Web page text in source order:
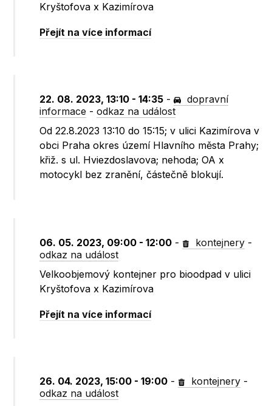
Kryštofova x Kazimírova
Přejít na více informací
22. 08. 2023, 13:10 - 14:35 -
dopravní
informace -odkaz na událost
Od 22.8.2023 13:10 do 15:15; v ulici Kazimírova v
obci Praha okres území Hlavního města Prahy;
křiž. s ul. Hviezdoslavova; nehoda; OA x
motocykl bez zranění, částečně blokují.
06. 05. 2023, 09:00 - 12:00 - kontejnery -
odkaz na událost
Velkoobjemový kontejner pro bioodpad v ulici
Kryštofova x Kazimírova
Přejít na více informací
26. 04. 2023, 15:00 - 19:00 - kontejnery -
odkaz na událost